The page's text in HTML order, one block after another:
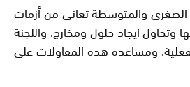
الصغرى والمتوسطة تعاني من أزمات
ايجاد حلول ومخارج، واللجنة
ومساعدة هذه المقاولات على